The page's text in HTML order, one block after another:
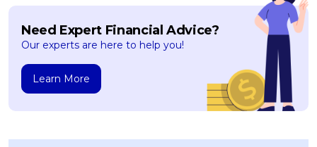
Need Expert Financial Advice?
Our experts are here to help you!
Learn More